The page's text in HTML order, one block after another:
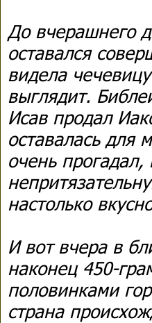
До вчерашнего
оставался
видела
выглядит.
Исав продал
оставалась для
очень
настолько
И вот вчера в
наконец 450-
половинками
страна